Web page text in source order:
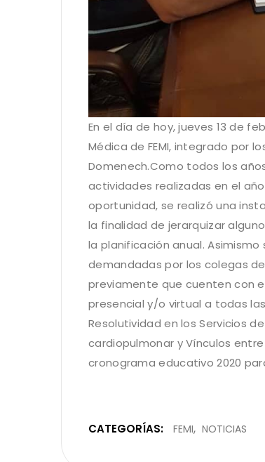
En el día de hoy, jueves 13 de
Médica de FEMI, integrado por
Domenech.Como todos los
actividades realizadas en el
oportunidad, se realizó una
la finalidad de jerarquizar
la planificación anual.
demandadas por los colegas
previamente que cuenten con
presencial y/o virtual a todas
Resolutividad en los Servicios
cardiopulmonar y Vínculos
cronograma educativo 2020
CATEGORÍAS: FEMI NOTICIAS